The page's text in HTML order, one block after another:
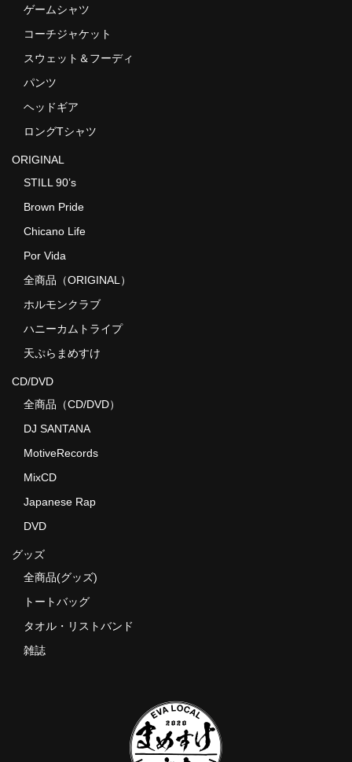
ゲームシャツ
コーチジャケット
スウェット＆フーディ
パンツ
ヘッドギア
ロングTシャツ
ORIGINAL
STILL 90’s
Brown Pride
Chicano Life
Por Vida
全商品（ORIGINAL）
ホルモンクラブ
ハニーカムトライプ
天ぷらまめすけ
CD/DVD
全商品（CD/DVD）
DJ SANTANA
MotiveRecords
MixCD
Japanese Rap
DVD
グッズ
全商品(グッズ)
トートバッグ
タオル・リストバンド
雑誌